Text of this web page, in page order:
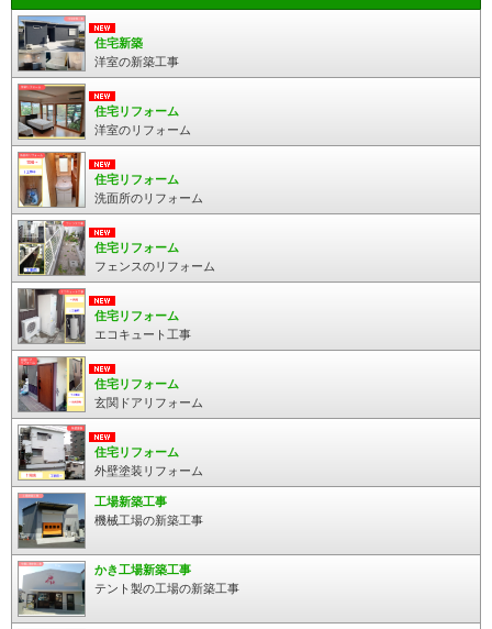
住宅新築
洋室の新築工事
住宅リフォーム
洋室のリフォーム
住宅リフォーム
洗面所のリフォーム
住宅リフォーム
フェンスのリフォーム
住宅リフォーム
エコキュート工事
住宅リフォーム
玄関ドアリフォーム
住宅リフォーム
外壁塗装リフォーム
工場新築工事
機械工場の新築工事
かき工場新築工事
テント製の工場の新築工事